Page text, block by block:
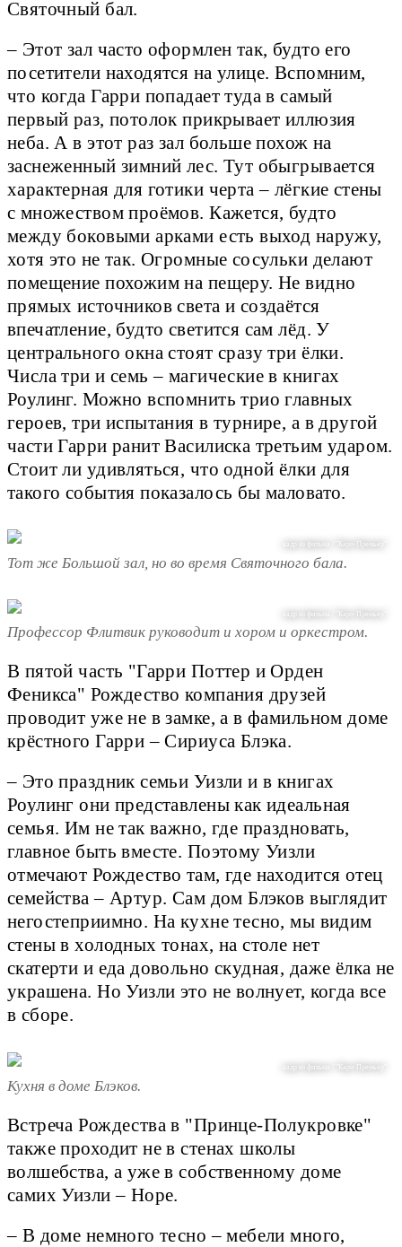
Святочный бал.
– Этот зал часто оформлен так, будто его
посетители находятся на улице. Вспомним,
что когда Гарри попадает туда в самый
первый раз, потолок прикрывает иллюзия
неба. А в этот раз зал больше похож на
заснеженный зимний лес. Тут обыгрывается
характерная для готики черта – лёгкие стены
с множеством проёмов. Кажется, будто
между боковыми арками есть выход наружу,
хотя это не так. Огромные сосульки делают
помещение похожим на пещеру. Не видно
прямых источников света и создаётся
впечатление, будто светится сам лёд. У
центрального окна стоят сразу три ёлки.
Числа три и семь – магические в книгах
Роулинг. Можно вспомнить трио главных
героев, три испытания в турнире, а в другой
части Гарри ранит Василиска третьим ударом.
Стоит ли удивляться, что одной ёлки для
такого события показалось бы маловато.
кадр из фильма / "Каро-Премьер"
Тот же Большой зал, но во время Святочного бала.
кадр из фильма / "Каро-Премьер"
Профессор Флитвик руководит и хором и оркестром.
В пятой часть "Гарри Поттер и Орден
Феникса" Рождество компания друзей
проводит уже не в замке, а в фамильном доме
крёстного Гарри – Сириуса Блэка.
– Это праздник семьи Уизли и в книгах
Роулинг они представлены как идеальная
семья. Им не так важно, где праздновать,
главное быть вместе. Поэтому Уизли
отмечают Рождество там, где находится отец
семейства – Артур. Сам дом Блэков выглядит
негостеприимно. На кухне тесно, мы видим
стены в холодных тонах, на столе нет
скатерти и еда довольно скудная, даже ёлка не
украшена. Но Уизли это не волнует, когда все
в сборе.
кадр из фильма / "Каро-Премьер"
Кухня в доме Блэков.
Встреча Рождества в "Принце-Полукровке"
также проходит не в стенах школы
волшебства, а уже в собственному доме
самих Уизли – Норе.
– В доме немного тесно – мебели много,